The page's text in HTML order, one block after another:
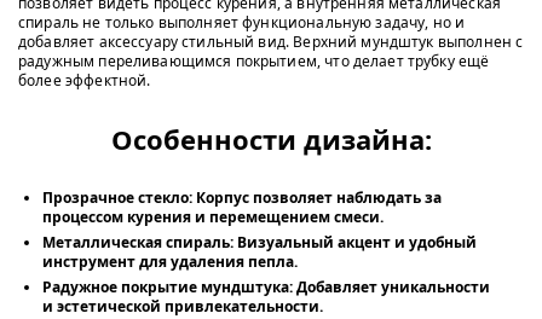
спираль не только выполняет функциональную задачу, но и
добавляет аксессуару стильный вид. Верхний мундштук выполнен с
радужным переливающимся покрытием, что делает трубку ещё
более эффектной.
Особенности дизайна:
Прозрачное стекло: Корпус позволяет наблюдать за
процессом курения и перемещением смеси.
Металлическая спираль: Визуальный акцент и удобный
инструмент для удаления пепла.
Радужное покрытие мундштука:Добавляет уникальности
и эстетической привлекательности.